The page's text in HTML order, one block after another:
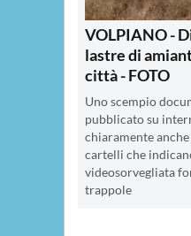
VOLPIANO -
lastre di
città - FOTO
Uno scempio
pubblicato su
chiaramente
cartelli che
videosorvegliata
trappole